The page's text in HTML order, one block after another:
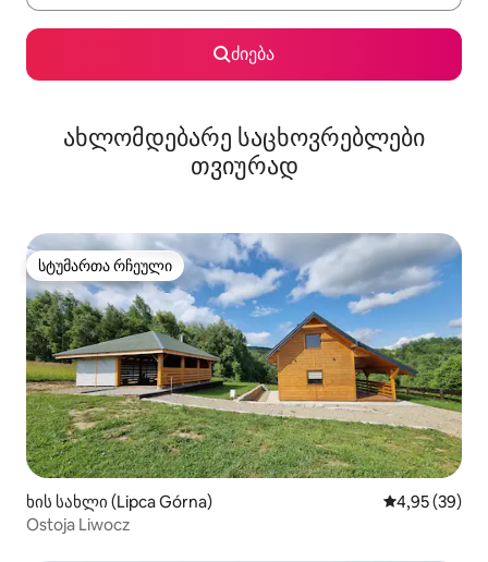
ძიება
ახლომდებარე საცხოვრებლები
თვიურად
სტუმართა რჩეული
სტუმართა რჩეული
ხის სახლი (Lipca Górna) საშუალო
4,95 (39)
Ostoja Liwocz